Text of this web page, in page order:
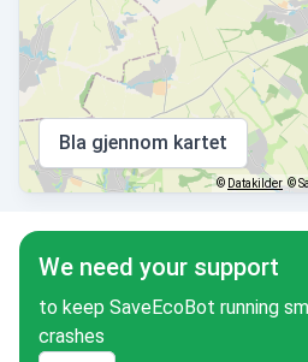
Bla gjennom kartet
© Datakilder ©
We need your support
to keep SaveEcoBot running
crashes